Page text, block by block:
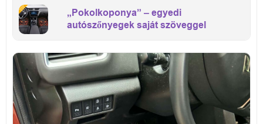
„Pokolkoponya” – egyedi
autószőnyegek saját szöveggel